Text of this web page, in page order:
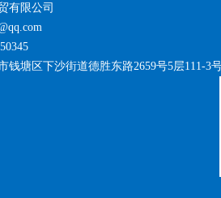
有限公司
钱塘区下沙街道德胜东路2659号5层111-3